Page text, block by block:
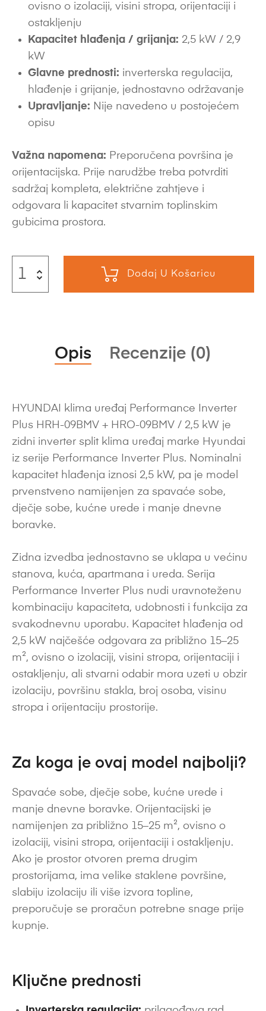
ovisno o izolaciji, visini stropa, orijentaciji i
ostakljenju
Kapacitet hlađenja / grijanja: 2,5 kW / 2,9
kW
Glavne prednosti: inverterska regulacija,
hlađenje i grijanje, jednostavno održavanje
Upravljanje: Nije navedeno u postojećem
opisu
Važna napomena: Preporučena površina je
orijentacijska. Prije narudžbe treba potvrditi
sadržaj kompleta, električne zahtjeve i
odgovara li kapacitet stvarnim toplinskim
gubicima prostora.
Dodaj U Košaricu
Opis Recenzije (0)
HYUNDAI klima uređaj Performance Inverter
Plus HRH-09BMV + HRO-09BMV / 2,5 kW je
zidni inverter split klima uređaj marke Hyundai
iz serije Performance Inverter Plus. Nominalni
kapacitet hlađenja iznosi 2,5 kW, pa je model
prvenstveno namijenjen za spavaće sobe,
dječje sobe, kućne urede i manje dnevne
boravke.
Zidna izvedba jednostavno se uklapa u većinu
stanova, kuća, apartmana i ureda. Serija
Performance Inverter Plus nudi uravnoteženu
kombinaciju kapaciteta, udobnosti i funkcija za
svakodnevnu uporabu. Kapacitet hlađenja od
2,5 kW najčešće odgovara za približno 15–25
m², ovisno o izolaciji, visini stropa, orijentaciji i
ostakljenju, ali stvarni odabir mora uzeti u obzir
izolaciju, površinu stakla, broj osoba, visinu
stropa i orijentaciju prostorije.
Za koga je ovaj model najbolji?
Spavaće sobe, dječje sobe, kućne urede i
manje dnevne boravke. Orijentacijski je
namijenjen za približno 15–25 m², ovisno o
izolaciji, visini stropa, orijentaciji i ostakljenju.
Ako je prostor otvoren prema drugim
prostorijama, ima velike staklene površine,
slabiju izolaciju ili više izvora topline,
preporučuje se proračun potrebne snage prije
kupnje.
Ključne prednosti